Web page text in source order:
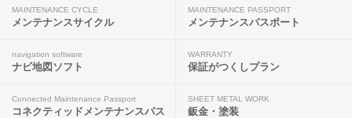
MAINTENANCE CYCLE
メンテナンスサイクル
MAINTENANCE PASSPORT
メンテナンスパスポート
navigation software
ナビ地図ソフト
WARRANTY
保証がつくしプラン
Connected Maintenance Passport
コネクティッドメンテナンスパス
SHEET METAL WORK
鈑金・塗装